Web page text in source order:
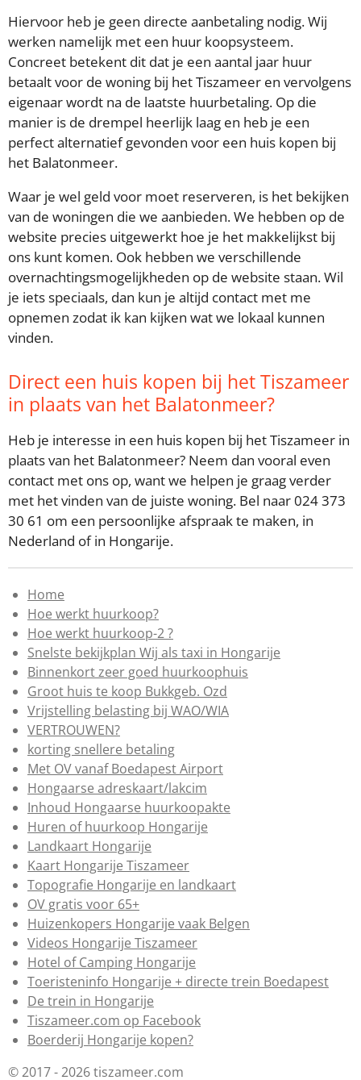
Hiervoor heb je geen directe aanbetaling nodig. Wij
werken namelijk met een huur koopsysteem.
Concreet betekent dit dat je een aantal jaar huur
betaalt voor de woning bij het Tiszameer en vervolgens
eigenaar wordt na de laatste huurbetaling. Op die
manier is de drempel heerlijk laag en heb je een
perfect alternatief gevonden voor een huis kopen bij
het Balatonmeer.
Waar je wel geld voor moet reserveren, is het bekijken
van de woningen die we aanbieden. We hebben op de
website precies uitgewerkt hoe je het makkelijkst bij
ons kunt komen. Ook hebben we verschillende
overnachtingsmogelijkheden op de website staan. Wil
je iets speciaals, dan kun je altijd contact met me
opnemen zodat ik kan kijken wat we lokaal kunnen
vinden.
Direct een huis kopen bij het Tiszameer
in plaats van het Balatonmeer?
Heb je interesse in een huis kopen bij het Tiszameer in
plaats van het Balatonmeer? Neem dan vooral even
contact met ons op, want we helpen je graag verder
met het vinden van de juiste woning. Bel naar 024 373
30 61 om een persoonlijke afspraak te maken, in
Nederland of in Hongarije.
Home
Hoe werkt huurkoop?
Hoe werkt huurkoop-2 ?
Snelste bekijkplan Wij als taxi in Hongarije
Binnenkort zeer goed huurkoophuis
Groot huis te koop Bukkgeb. Ozd
Vrijstelling belasting bij WAO/WIA
VERTROUWEN?
korting snellere betaling
Met OV vanaf Boedapest Airport
Hongaarse adreskaart/lakcim
Inhoud Hongaarse huurkoopakte
Huren of huurkoop Hongarije
Landkaart Hongarije
Kaart Hongarije Tiszameer
Topografie Hongarije en landkaart
OV gratis voor 65+
Huizenkopers Hongarije vaak Belgen
Videos Hongarije Tiszameer
Hotel of Camping Hongarije
Toeristeninfo Hongarije + directe trein Boedapest
De trein in Hongarije
Tiszameer.com op Facebook
Boerderij Hongarije kopen?
© 2017 - 2026 tiszameer.com